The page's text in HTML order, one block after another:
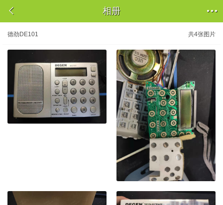
 相册 
德劲DE101 共4张图片